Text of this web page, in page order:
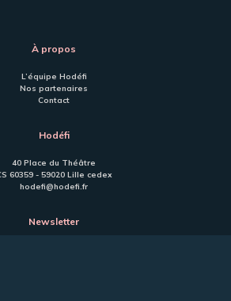
À propos
L’équipe Hodéfi
Nos partenaires
Contact
Hodéfi
40 Place du Théâtre
60359 - 59020 Lille cedex
hodefi@hodefi.fr
Newsletter